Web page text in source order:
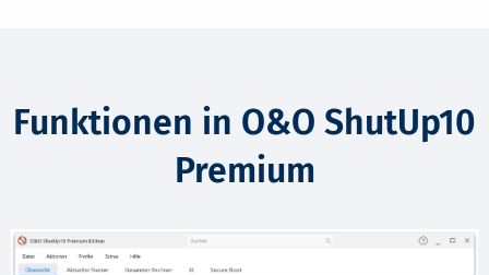
Funktionen in O&O ShutUp10
Premium